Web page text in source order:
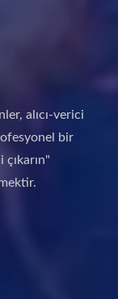
alıcı-verici
bir